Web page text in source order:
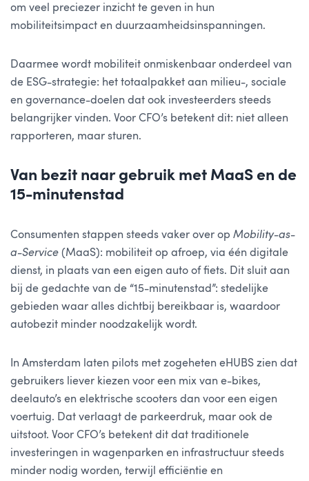
om veel preciezer inzicht te geven in hun
mobiliteitsimpact en duurzaamheidsinspanningen.
Daarmee wordt mobiliteit onmiskenbaar onderdeel van
de ESG-strategie: het totaalpakket aan milieu-, sociale
en governance-doelen dat ook investeerders steeds
belangrijker vinden. Voor CFO’s betekent dit: niet alleen
rapporteren, maar sturen.
Van bezit naar gebruik met MaaS en de
15-minutenstad
Consumenten stappen steeds vaker over op Mobility-as-
a-Service (MaaS): mobiliteit op afroep, via één digitale
dienst, in plaats van een eigen auto of fiets. Dit sluit aan
bij de gedachte van de “15-minutenstad”: stedelijke
gebieden waar alles dichtbij bereikbaar is, waardoor
autobezit minder noodzakelijk wordt.
In Amsterdam laten pilots met zogeheten eHUBS zien dat
gebruikers liever kiezen voor een mix van e-bikes,
deelauto’s en elektrische scooters dan voor een eigen
voertuig. Dat verlaagt de parkeerdruk, maar ook de
uitstoot. Voor CFO’s betekent dit dat traditionele
investeringen in wagenparken en infrastructuur steeds
minder nodig worden, terwijl efficiëntie en